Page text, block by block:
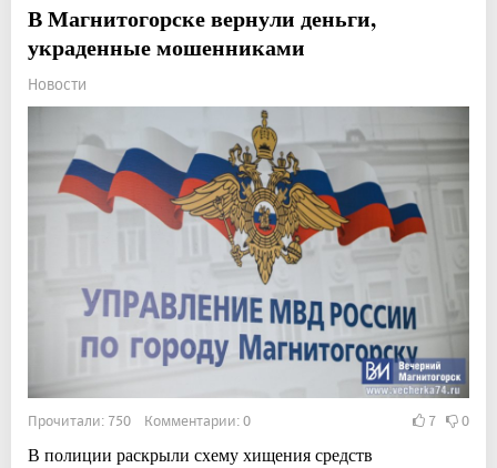
В Магнитогорске вернули деньги,
украденные мошенниками
Новости
Прочитали: 750 Комментарии: 0 7 0
В полиции раскрыли схему хищения средств